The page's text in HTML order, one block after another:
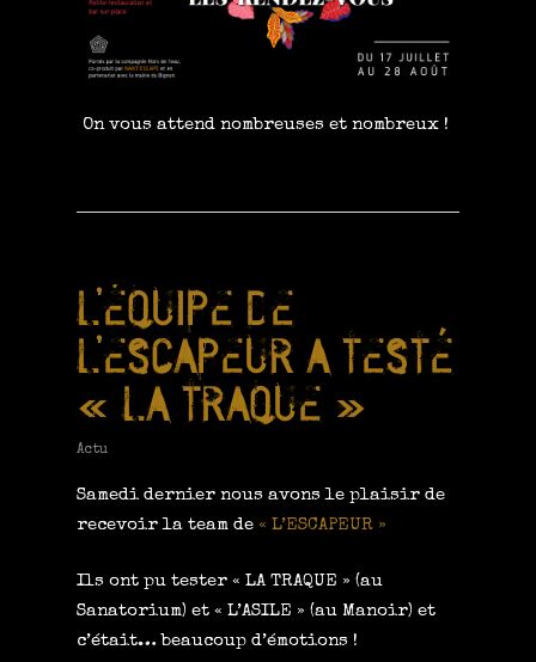
On vous attend nombreuses et nombreux !
L’ÉQUIPE DE
L’ESCAPEUR A TESTÉ
« LA TRAQUE »
Actu
Samedi dernier nous avons le plaisir de
recevoir la team de « L’ESCAPEUR »
Ils ont pu tester « LA TRAQUE » (au
Sanatorium) et « L’ASILE » (au Manoir) et
c’était… beaucoup d’émotions !